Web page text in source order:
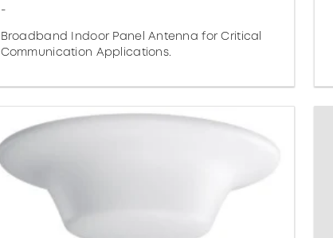
-
Broadband Indoor Panel Antenna for Critical
Communication Applications.